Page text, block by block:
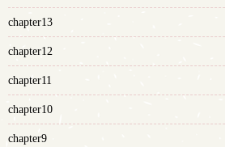
chapter13
chapter12
chapter11
chapter10
chapter9